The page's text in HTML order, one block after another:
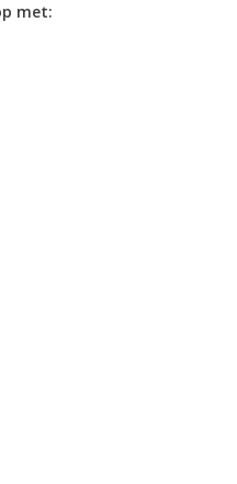
met: